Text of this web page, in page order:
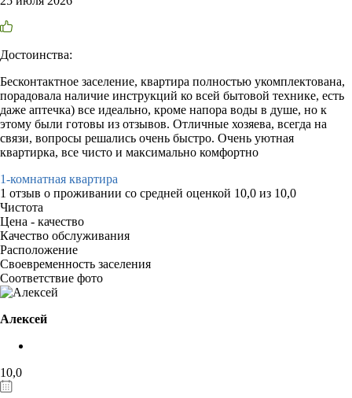
Достоинства:
Бесконтактное заселение, квартира полностью укомплектована,
порадовала наличие инструкций ко всей бытовой технике, есть
даже аптечка) все идеально, кроме напора воды в душе, но к
этому были готовы из отзывов. Отличные хозяева, всегда на
связи, вопросы решались очень быстро. Очень уютная
квартирка, все чисто и максимально комфортно
1-комнатная квартира
1 отзыв о проживании со средней оценкой 10,0 из 10,0
Чистота
Цена - качество
Качество обслуживания
Расположение
Своевременность заселения
Соответствие фото
Алексей
10,0